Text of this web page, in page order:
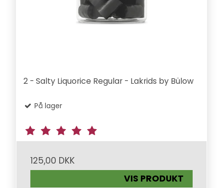
2 - Salty Liquorice Regular - Lakrids by Bülow
På lager
125,00 DKK
VIS PRODUKT